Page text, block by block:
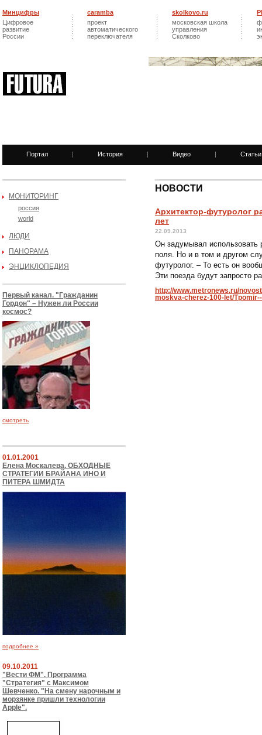
Минцифры
Цифровое
развитие
России
caramba
проект
автоматического
переключателя
skolkovo.ru
московская школа
управления
Сколково
Портал | История | Видео | Статьи
МОНИТОРИНГ
россия
world
ЛЮДИ
ПАНОРАМА
ЭНЦИКЛОПЕДИЯ
Первый канал. "Гражданин
Гордон" – Нужен ли России
космос?
смотреть
01.01.2001
Елена Москалева. ОБХОДНЫЕ
СТРАТЕГИИ БРАЙАНА ИНО И
ПИТЕРА ШМИДТА
подробнее »
09.10.2011
"Вести ФМ". Программа
"Стратегия" с Максимом
Шевченко. "На смену нарочным и
морзянке пришли технологии
Apple".
НОВОСТИ
Архитектор-футуролог
лет
22.09.2013
Он задумывал использовать
поля. Но и в том и другом
футуролог. – То есть он
Эти поезда будут запросто
http://www.metronews.ru/
moskva-cherez-100-let/